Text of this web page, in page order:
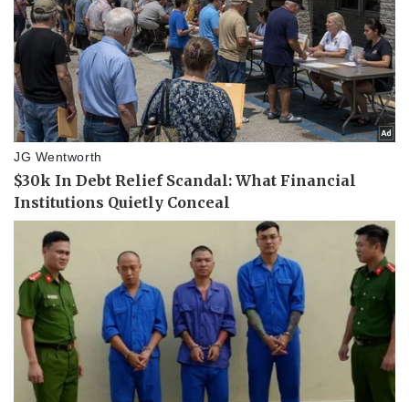
Doanh nghiệp
Thông tin doanh nghiệp
Doanh nghiệp 24h
Doanh nhân
Vì cộng đồng
Công nghệ
Sành điệu
Tin Công nghệ
Trải nghiệm
Chuyển đổi số